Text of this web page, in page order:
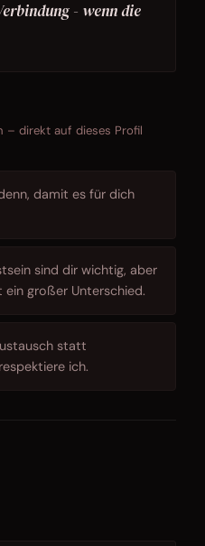
- wenn die
– direkt auf dieses Profil
damit es für dich
sind dir wichtig, aber
großer Unterschied.
statt
ich.